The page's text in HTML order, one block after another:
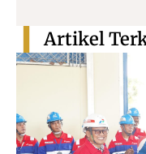
Artikel